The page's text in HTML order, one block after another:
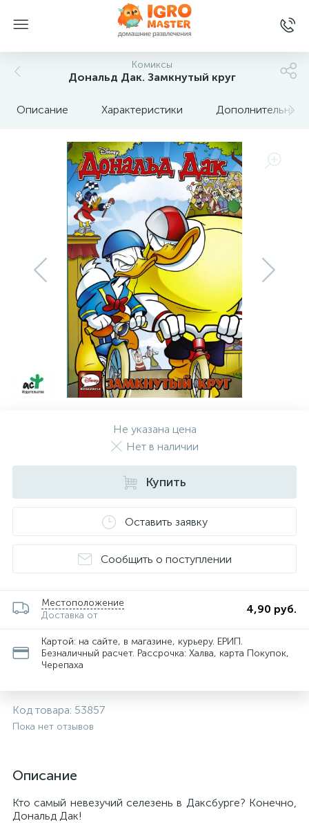
Комиксы
Дональд Дак. Замкнутый круг
Описание Характеристики Дополнительные
Не указана цена
Нет в наличии
Купить
Оставить заявку
Сообщить о поступлении
Местоположение
Доставка от
4,90 руб.
Картой: на сайте, в магазине, курьеру. ЕРИП.
Безналичный расчет. Рассрочка: Халва, карта Покупок,
Черепаха
Код товара: 53857
Пока нет отзывов
Описание
Кто самый невезучий селезень в Даксбурге? Конечно,
Дональд Дак!